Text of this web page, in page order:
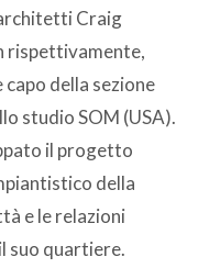
Craig
rispettivamente,
capo della sezione
studio SOM (USA).
il progetto
della
e le relazioni
suo quartiere.